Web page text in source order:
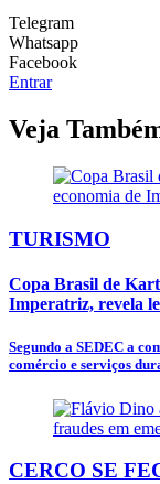
Telegram
Whatsapp
Facebook
Entrar
Veja
TURISMO
Copa Brasil de
Imperatriz, revela
Segundo a SEDEC a
comércio e serviços
CERCO SE